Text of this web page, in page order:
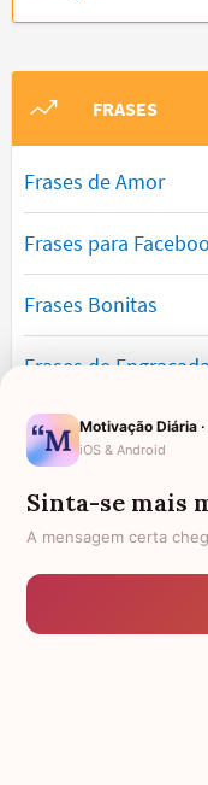
FRASES
Frases de Amor
Frases para
Frases Bonitas
Frases de
Frases Românticas
Frases de Reflexão
Frases Lindas
Motivação Diária
iOS & Android
Sinta-se mais
A mensagem certa